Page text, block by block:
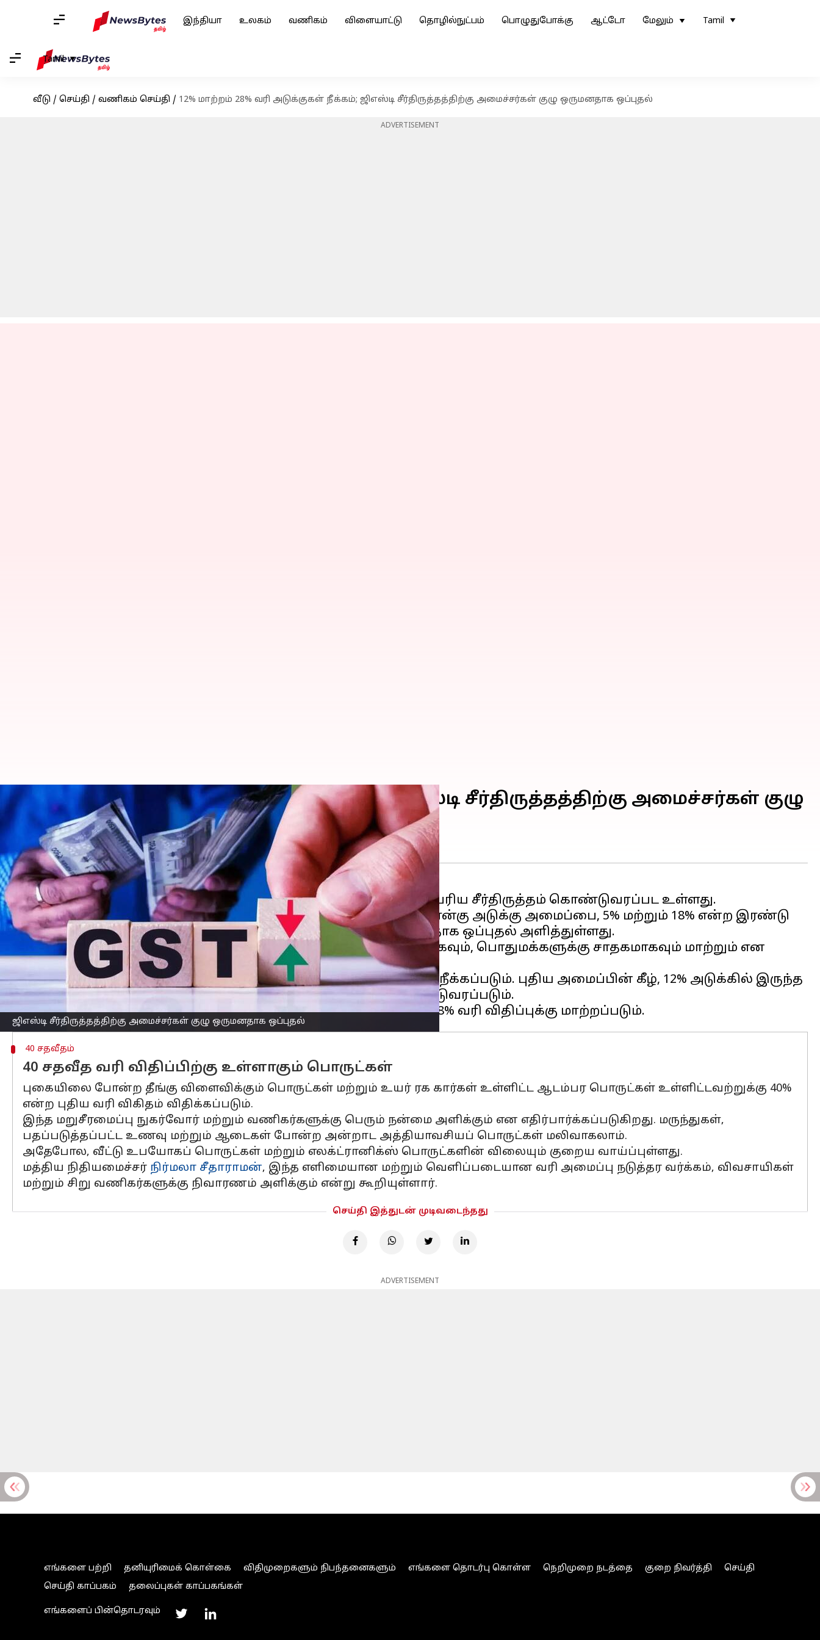
இந்தியா உலகம் வணிகம் விளையாட்டு தொழில்நுட்பம் பொழுதுபோக்கு ஆட்டோ மேலும் Tamil
Tamil
வீடு / செய்தி / வணிகம் செய்தி / 12% மாற்றம் 28% வரி அடுக்குகள் நீக்கம்; ஜிஎஸ்டி சீர்திருத்தத்திற்கு அமைச்சர்கள் குழு ஒருமனதாக ஒப்புதல்
ADVERTISEMENT
ஜிஎஸ்டி சீர்திருத்தத்திற்கு அமைச்சர்கள் குழு ஒருமனதாக ஒப்புதல்
12% மாற்றம் 28% வரி அடுக்குகள் நீக்கம்; ஜிஎஸ்டி சீர்திருத்தத்திற்கு அமைச்சர்கள் குழு
ஒருமனதாக ஒப்புதல்
எழுதியவர் Sekar Chinnappan Aug 21, 2025 03:57 pm
செய்தி முன்னோட்டம்
இந்தியாவில் சரக்கு மற்றும் சேவை வரி (ஜிஎஸ்டி
) முறையில் ஒரு பெரிய சீர்திருத்தம் கொண்டுவரப்பட உள்ளது.
இதற்காக அமைக்கப்பட்ட அமைச்சர்கள் குழு (GoM), தற்போதுள்ள நான்கு அடுக்கு அமைப்பை, 5% மற்றும் 18% என்ற இரண்டு
முக்கிய வரி அடுக்குகளாக குறைப்பதற்கான திட்டத்திற்கு ஒருமனதாக ஒப்புதல் அளித்துள்ளது.
ஜிஎஸ்டி 2.0 என்று அழைக்கப்படும் இது, வரி அமைப்பை எளிமையாகவும், பொதுமக்களுக்கு சாதகமாகவும் மாற்றும் என
எதிர்பார்க்கப்படுகிறது.
இந்த திட்டத்தின்படி, தற்போதுள்ள 12% மற்றும் 28% வரி அடுக்குகள் நீக்கப்படும். புதிய அமைப்பின் கீழ், 12% அடுக்கில் இருந்த
பொருட்களில் 99% குறைந்தபட்சமான 5% வரி விதிப்புக்குள் கொண்டுவரப்படும்.
40 சதவீதம்
40 சதவீத வரி விதிப்பிற்கு உள்ளாகும் பொருட்கள்
புகையிலை போன்ற தீங்கு விளைவிக்கும் பொருட்கள் மற்றும் உயர் ரக கார்கள் உள்ளிட்ட ஆடம்பர பொருட்கள் உள்ளிட்டவற்றுக்கு 40%
என்ற புதிய வரி விகிதம் விதிக்கப்படும்.
இந்த மறுசீரமைப்பு நுகர்வோர் மற்றும் வணிகர்களுக்கு பெரும் நன்மை அளிக்கும் என எதிர்பார்க்கப்படுகிறது. மருந்துகள்,
பதப்படுத்தப்பட்ட உணவு மற்றும் ஆடைகள் போன்ற அன்றாட அத்தியாவசியப் பொருட்கள் மலிவாகலாம்.
அதேபோல, வீட்டு உபயோகப் பொருட்கள் மற்றும் எலக்ட்ரானிக்ஸ் பொருட்களின் விலையும் குறைய வாய்ப்புள்ளது.
மத்திய நிதியமைச்சர் நிர்மலா சீதாராமன், இந்த எளிமையான மற்றும் வெளிப்படையான வரி அமைப்பு நடுத்தர வர்க்கம், விவசாயிகள்
மற்றும் சிறு வணிகர்களுக்கு நிவாரணம் அளிக்கும் என்று கூறியுள்ளார்.
செய்தி இத்துடன் முடிவடைந்தது
ADVERTISEMENT
எங்களை பற்றி தனியுரிமைக் கொள்கை விதிமுறைகளும் நிபந்தனைகளும் எங்களை தொடர்பு கொள்ள நெறிமுறை நடத்தை குறை நிவர்த்தி
செய்தி
செய்தி காப்பகம்
தலைப்புகள் காப்பகங்கள்
எங்களைப் பின்தொடரவும்